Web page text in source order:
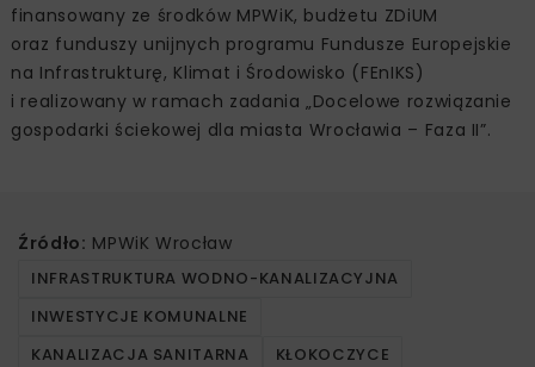
finansowany ze środków MPWiK, budżetu ZDiUM
oraz funduszy unijnych programu Fundusze Europejskie
na Infrastrukturę, Klimat i Środowisko (FEnIKS)
i realizowany w ramach zadania „Docelowe rozwiązanie
gospodarki ściekowej dla miasta Wrocławia – Faza II”.
Źródło: MPWiK Wrocław
INFRASTRUKTURA WODNO-KANALIZACYJNA
INWESTYCJE KOMUNALNE
KANALIZACJA SANITARNA
KŁOKOCZYCE